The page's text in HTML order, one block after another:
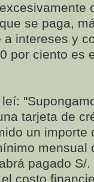
se paga,
a intereses y
por ciento es
tarjeta de
un importe
mensual
pagado S/.
costo